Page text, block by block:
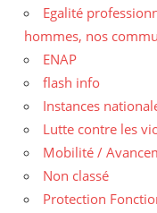
Egalité
hommes, nos
ENAP
flash info
Instances
Lutte contre les
Mobilité /
Non classé
Protection